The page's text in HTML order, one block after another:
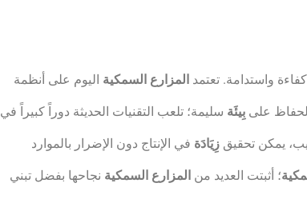
واستدامة. تعتمد المزارع السمكية اليوم على أنظمة
الحفاظ علىبِيئَة سليمة؛ تلعب التقنيات الحديثة دوراً كبيراً في
يمكن تحقيقزِيَادَة في الإنتاج دون الإضرار بالموارد
؛ أثبتت العديد من المزارع السمكية نجاحها بفضل تبني